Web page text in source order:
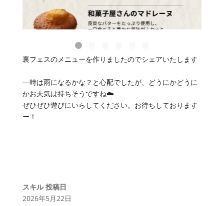
裏フェスのメニューを作りましたのでシェアいたします
一時は雨になるかな？と心配でしたが、どうにかどうに
かお天気は持ちそうですね☁️
ぜひぜひ遊びにいらしてください。お待ちしております
ー！
スキル 投稿日
2026年5月22日